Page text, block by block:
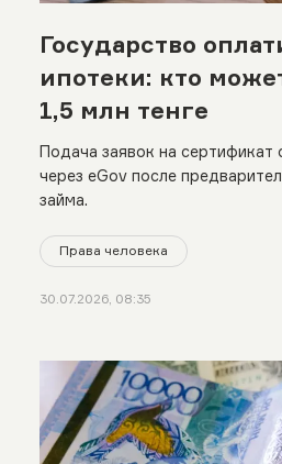
Государство
ипотеки: кто
1,5 млн тенге
Подача заявок на сертификат
через eGov после
займа.
Права человека
30.07.2026, 08:35